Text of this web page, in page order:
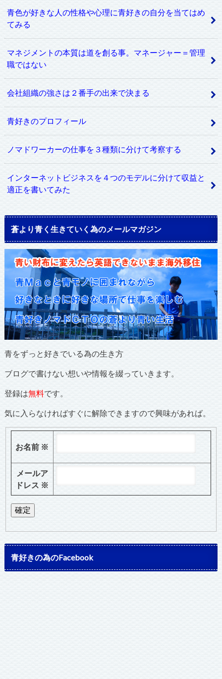
青色が好きな人の性格や心理に青好きの自分を当てはめ
てみる
マネジメントの本質は道を創る事。マネージャー＝管理
職ではない
会社組織の強さは２番手の出来で決まる
青好きのプロフィール
ノマドワーカーの仕事を３種類に分けて考察する
インターネットビジネスを４つのモデルに分けて収益と
適正を書いてみた
蒼より青く生きていく為のメールマガジン
青をずっと好きでいる為の生き方
ブログで書けない想いや情報を綴っていきます。
登録は無料です。
気に入らなければすぐに解除できますので興味があれば。
お名前 ※
メールア
ドレス ※
青好きの為のFacebook